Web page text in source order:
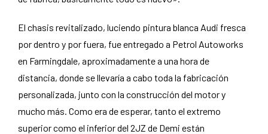
El chasis revitalizado, luciendo pintura blanca Audi fresca
por dentro y por fuera, fue entregado a Petrol Autoworks
en Farmingdale, aproximadamente a una hora de
distancia, donde se llevaría a cabo toda la fabricación
personalizada, junto con la construcción del motor y
mucho más. Como era de esperar, tanto el extremo
superior como el inferior del 2JZ de Demi están